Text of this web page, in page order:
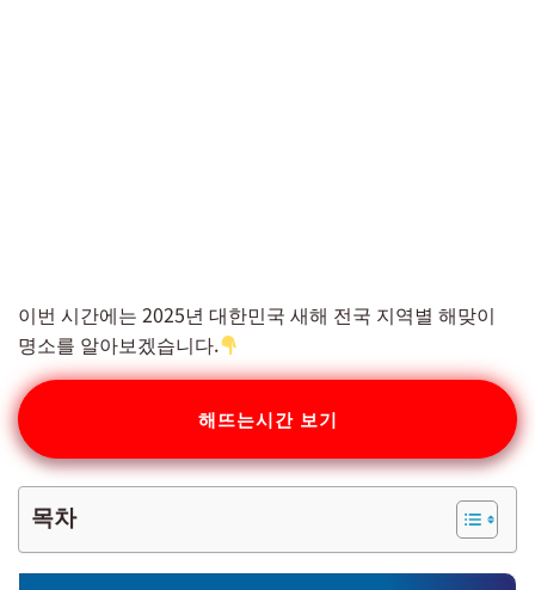
이번 시간에는 2025년 대한민국 새해 전국 지역별 해맞이
명소를 알아보겠습니다.
해뜨는시간 보기
목차